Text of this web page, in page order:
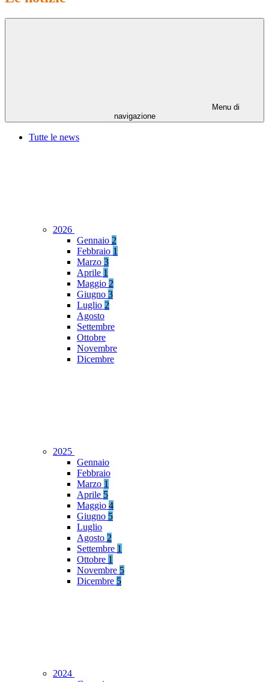
Menu di
navigazione
Tutte le news
2026
Gennaio 2
Febbraio 1
Marzo 3
Aprile 1
Maggio 2
Giugno 3
Luglio 2
Agosto
Settembre
Ottobre
Novembre
Dicembre
2025
Gennaio
Febbraio
Marzo 1
Aprile 5
Maggio 4
Giugno 5
Luglio
Agosto 2
Settembre 1
Ottobre 1
Novembre 5
Dicembre 5
2024